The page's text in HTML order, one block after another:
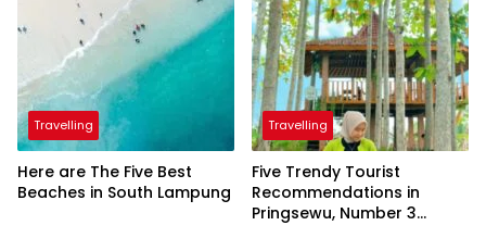
Travelling
Here are The Five Best
Beaches in South Lampung
Travelling
Five Trendy Tourist
Recommendations in
Pringsewu, Number 3